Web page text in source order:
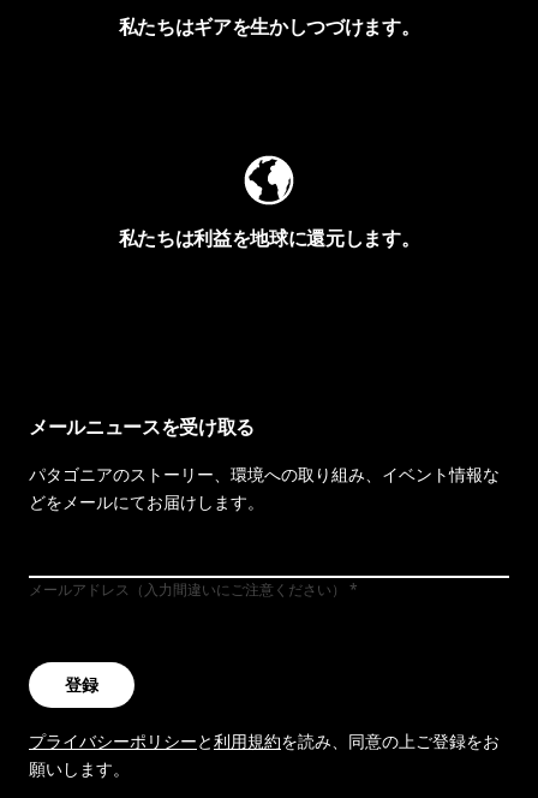
私たちはギアを生かしつづけます。
私たちは利益を地球に還元します。
メールニュースを受け取る
パタゴニアのストーリー、環境への取り組み、イベント情報な
どをメールにてお届けします。
メールアドレス（入力間違いにご注意ください）
登録
プライバシーポリシーと利用規約を読み、同意の上ご登録をお
願いします。